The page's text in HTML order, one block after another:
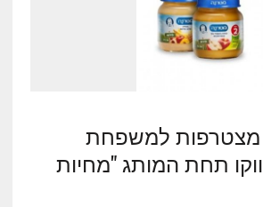
מצטרפות למשפחת
תחת המותג "מחיות